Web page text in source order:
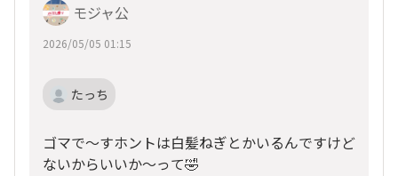
モジャ公
2026/05/05 01:15
たっち
ゴマで〜すホントは白髪ねぎとかいるんですけど
ないからいいか〜って🤣